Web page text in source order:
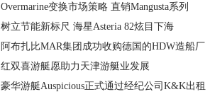
Overmarine变换市场策略 直销Mangusta系列
树立节能新标尺 海星Asteria 82炫目下海
阿布扎比MAR集团成功收购德国的HDW造船厂
红双喜游艇愿助力天津游艇业发展
豪华游艇Auspicious正式通过经纪公司K&K出租